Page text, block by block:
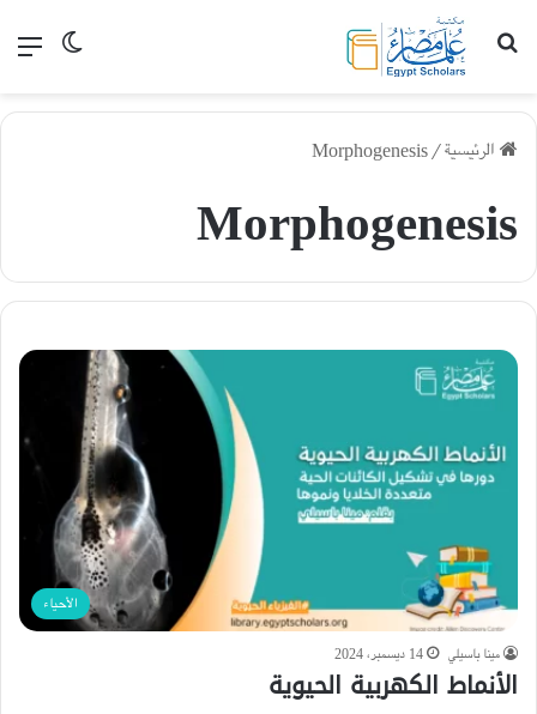
الوضع بحث عن
الرئيسية/
Morphogenesis
Morphogenesis
الأحياء
مينا باسيلي 14 ديسمبر، 2024
الأنماط الكهربية الحيوية